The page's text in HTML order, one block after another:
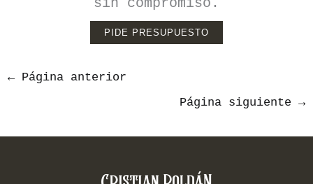
PIDE PRESUPUESTO
←Página anterior
Página siguiente→